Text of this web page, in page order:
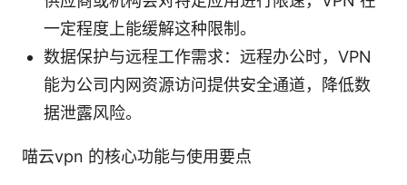
一定程度上能缓解这种限制。
数据保护与远程工作需求：远程办公时，VPN
能为公司内网资源访问提供安全通道，降低数
据泄露风险。
喵云vpn 的核心功能与使用要点